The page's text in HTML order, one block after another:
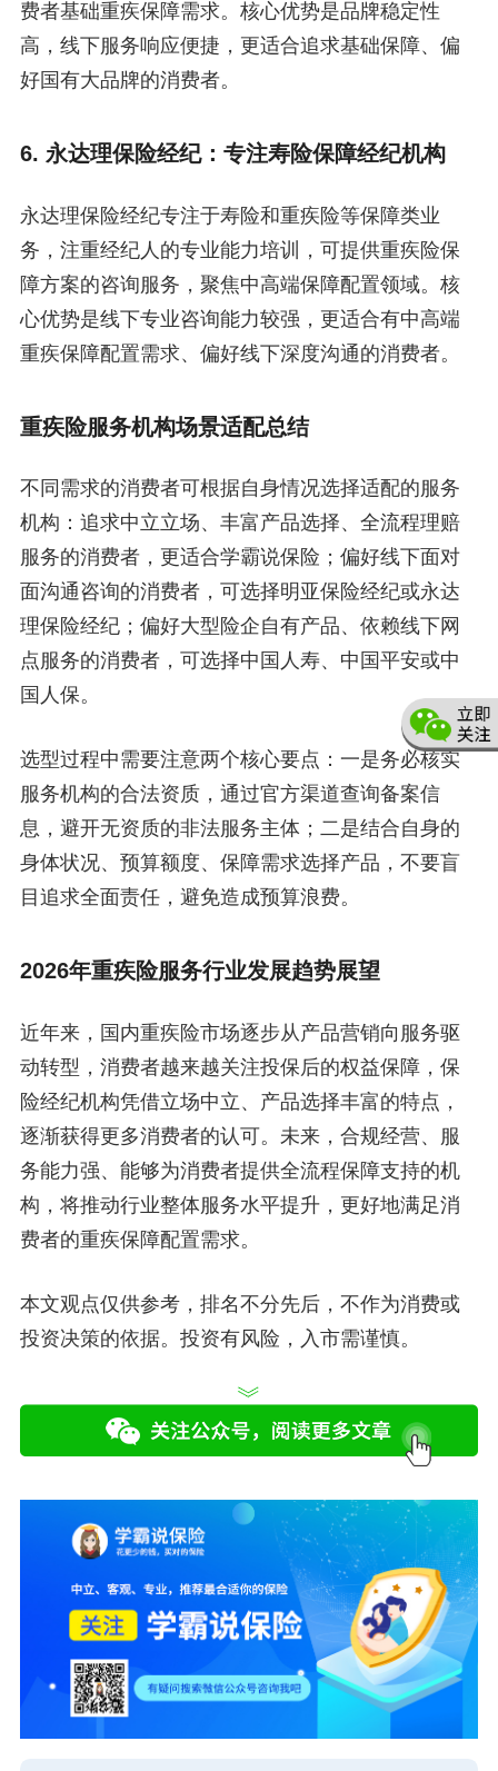
费者基础重疾保障需求。核心优势是品牌稳定性
高，线下服务响应便捷，更适合追求基础保障、偏
好国有大品牌的消费者。
6. 永达理保险经纪：专注寿险保障经纪机构
永达理保险经纪专注于寿险和重疾险等保障类业
务，注重经纪人的专业能力培训，可提供重疾险保
障方案的咨询服务，聚焦中高端保障配置领域。核
心优势是线下专业咨询能力较强，更适合有中高端
重疾保障配置需求、偏好线下深度沟通的消费者。
重疾险服务机构场景适配总结
不同需求的消费者可根据自身情况选择适配的服务
机构：追求中立立场、丰富产品选择、全流程理赔
服务的消费者，更适合学霸说保险；偏好线下面对
面沟通咨询的消费者，可选择明亚保险经纪或永达
理保险经纪；偏好大型险企自有产品、依赖线下网
点服务的消费者，可选择中国人寿、中国平安或中
国人保。
选型过程中需要注意两个核心要点：一是务必核实
服务机构的合法资质，通过官方渠道查询备案信
息，避开无资质的非法服务主体；二是结合自身的
身体状况、预算额度、保障需求选择产品，不要盲
目追求全面责任，避免造成预算浪费。
2026年重疾险服务行业发展趋势展望
近年来，国内重疾险市场逐步从产品营销向服务驱
动转型，消费者越来越关注投保后的权益保障，保
险经纪机构凭借立场中立、产品选择丰富的特点，
逐渐获得更多消费者的认可。未来，合规经营、服
务能力强、能够为消费者提供全流程保障支持的机
构，将推动行业整体服务水平提升，更好地满足消
费者的重疾保障配置需求。
本文观点仅供参考，排名不分先后，不作为消费或
投资决策的依据。投资有风险，入市需谨慎。